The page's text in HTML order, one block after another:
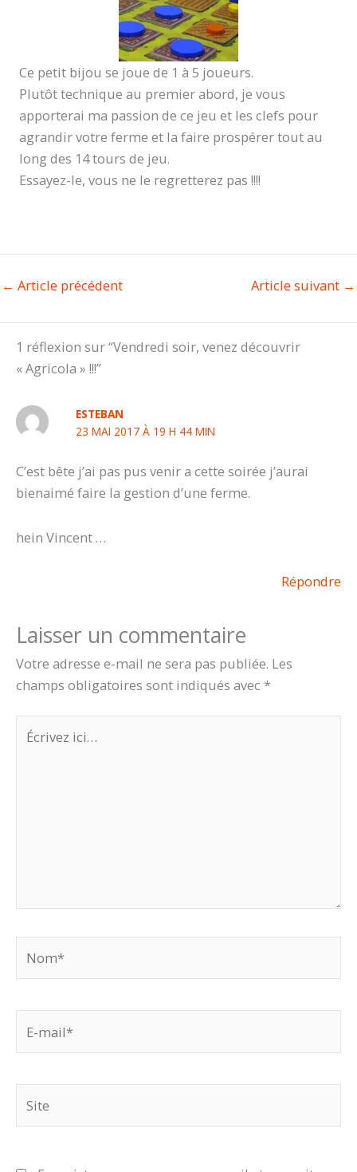
Ce petit bijou se joue de 1 à 5 joueurs.
Plutôt technique au premier abord, je vous
apporterai ma passion de ce jeu et les clefs pour
agrandir votre ferme et la faire prospérer tout au
long des 14 tours de jeu.
Essayez-le, vous ne le regretterez pas !!!!
← Article précédent Article suivant →
1 réflexion sur “Vendredi soir, venez découvrir
« Agricola » !!!”
ESTEBAN
23 MAI 2017 À 19 H 44 MIN
C’est bête j’ai pas pus venir a cette soirée j’aurai
bienaimé faire la gestion d’une ferme.
hein Vincent …
Répondre
Laisser un commentaire
Votre adresse e-mail ne sera pas publiée. Les
champs obligatoires sont indiqués avec *
Écrivez
ici…
mail*